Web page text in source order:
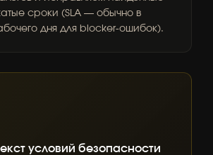
сроки (SLA — обычно в
дня для blocker-ошибок).
условий безопасности